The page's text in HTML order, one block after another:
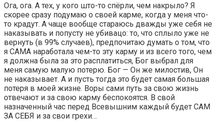
Ога, ога. А тех, у кого што-то спёрли, чем накрыло? Я
скорее сразу подумаю о своей карме, когда у меня что-
то крадут. А чаще вообще стараюсь дважды уже себя не
наказывать и попусту не убивацо: то, что сплыло уже не
вернуть (в 99% случаев), предпочитаю думать о том, что
я САМА наработала чем-то эту карму и из всего того, чем
я должна была за это расплатиться, Бог выбрал для
меня самую малую потерю. Бог — Он же милостив, Он
не наказывает. А и пусть тогда это будет самая большая
потеря в моей жизне. Воры сами путь за свою жизнь
отвечают и за свою карму беспокоятся. В свой
назначенный час перед Всевышним каждый будет САМ
ЗА СЕБЯ и за свои грехи…